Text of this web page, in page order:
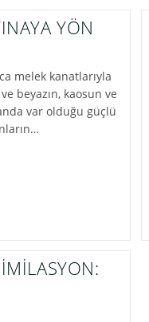
YÖN
melek kanatlarıyla
beyazın, kaosun ve
var olduğu güçlü